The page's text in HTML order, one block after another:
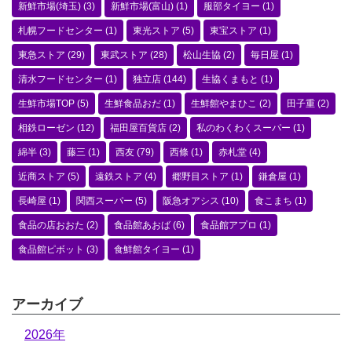
新鮮市場(埼玉) (3) 新鮮市場(富山) (1) 服部タイヨー (1)
札幌フードセンター (1) 東光ストア (5) 東宝ストア (1)
東急ストア (29) 東武ストア (28) 松山生協 (2) 毎日屋 (1)
清水フードセンター (1) 独立店 (144) 生協くまもと (1)
生鮮市場TOP (5) 生鮮食品おだ (1) 生鮮館やまひこ (2) 田子重 (2)
相鉄ローゼン (12) 福田屋百貨店 (2) 私のわくわくスーパー (1)
綿半 (3) 藤三 (1) 西友 (79) 西條 (1) 赤札堂 (4)
近商ストア (5) 遠鉄ストア (4) 郷野目ストア (1) 鎌倉屋 (1)
長崎屋 (1) 関西スーパー (5) 阪急オアシス (10) 食こまち (1)
食品の店おおた (2) 食品館あおば (6) 食品館アプロ (1)
食品館ピボット (3) 食鮮館タイヨー (1)
アーカイブ
2026年